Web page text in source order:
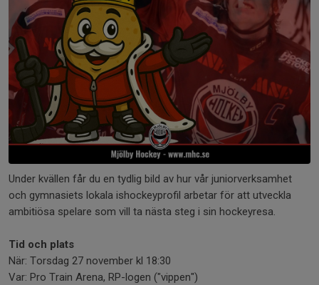
Under kvällen får du en tydlig bild av hur vår juniorverksamhet
och gymnasiets lokala ishockeyprofil arbetar för att utveckla
ambitiösa spelare som vill ta nästa steg i sin hockeyresa.
Tid och plats
När: Torsdag 27 november kl 18:30
Var: Pro Train Arena, RP-logen ("vippen")